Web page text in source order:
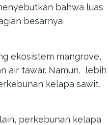
bahwa luas
besarnya
ekosistem mangrove,
air tawar. Namun, lebih
kelapa sawit,
perkebunan kelapa